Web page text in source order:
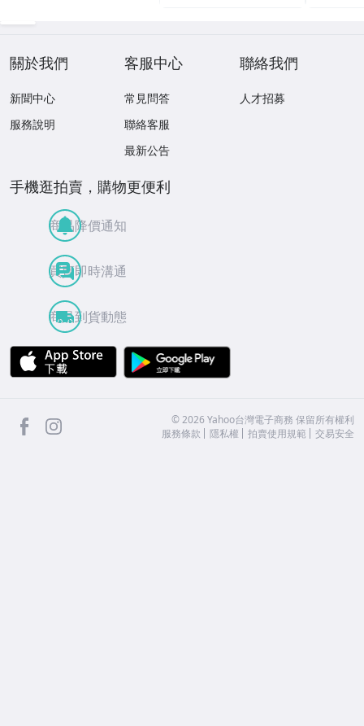
關於我們
新聞中心
服務說明
客服中心
常見問答
聯絡客服
最新公告
聯絡我們
人才招募
手機逛拍賣，購物更便利
商品降價通知
買賣即時溝通
商品到貨動態
APP Store
facebook ©2026 Yahoo台灣電子商務 保留所有權利
服務條款
隱私權 拍賣使用規範 交易安全